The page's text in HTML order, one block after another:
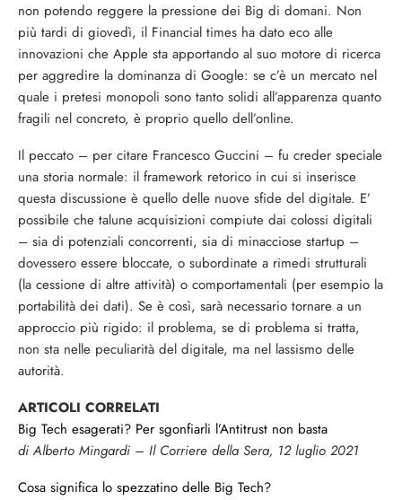
non potendo reggere la pressione dei Big di domani. Non
più tardi di giovedì, il Financial times ha dato eco alle
innovazioni che Apple sta apportando al suo motore di ricerca
per aggredire la dominanza di Google: se c’è un mercato nel
quale i pretesi monopoli sono tanto solidi all’apparenza quanto
fragili nel concreto, è proprio quello dell’online.
Il peccato – per citare Francesco Guccini – fu creder speciale
una storia normale: il framework retorico in cui si inserisce
questa discussione è quello delle nuove sfide del digitale. E’
possibile che talune acquisizioni compiute dai colossi digitali
– sia di potenziali concorrenti, sia di minacciose startup –
dovessero essere bloccate, o subordinate a rimedi strutturali
(la cessione di altre attività) o comportamentali (per esempio la
portabilità dei dati). Se è così, sarà necessario tornare a un
approccio più rigido: il problema, se di problema si tratta,
non sta nelle peculiarità del digitale, ma nel lassismo delle
autorità.
ARTICOLI CORRELATI
Big Tech esagerati? Per sgonfiarli l’Antitrust non basta
di Alberto Mingardi – Il Corriere della Sera, 12 luglio 2021
Cosa significa lo spezzatino delle Big Tech?